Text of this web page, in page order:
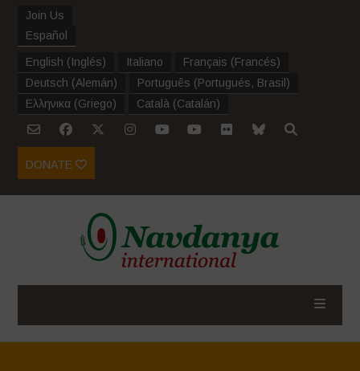
Join Us
Español
English (Inglés) Italiano Français (Francés)
Deutsch (Alemán) Português (Portugués, Brasil )
Ελληνικα (Griego) Català (Catalán)
DONATE